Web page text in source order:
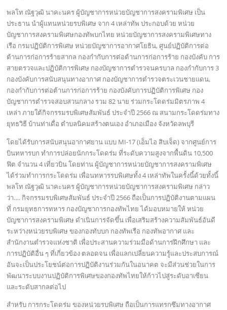
พลโท ณัฐวุฒิ นาคะนคร ผู้บัญชาการหน่วยบัญชาการสงครามพิเศษ เป็น
ประธาน นำผู้แทนหน่วยรบพิเศษ จาก 4 เหล่าทัพ ประกอบด้วย หน่วย
บัญชาการสงครามพิเศษกองทัพบกไทย หน่วยบัญชาการสงครามพิเศษทาง
เรือ กรมปฏิบัติการพิเศษ หน่วยบัญชาการอากาศโยธิน, ศูนย์ปฏิบัติการต่อ
ต้านการก่อการร้ายสากล กองกำกับการต่อต้านการก่อการร้าย กองบังคับ การ
สายตรวจและปฏิบัติการพิเศษ กองบัญชาการตำรวจนครบาล กองกำกับการ 3
กองบังคับการสนับสนุนทางอากาศ กองบัญชาการตำรวจตระเวนชายแดน,
กองกำกับการต่อต้านการก่อการร้าย กองบังคับการปฏิบัติการพิเศษ กอง
บัญชาการตำรวจสอบสวนกลาง รวม 82 นาย ร่วมกระโดดร่มมิตรภาพ 4
เหล่า ภายใต้กิจกรรมรบพิเศษสัมพันธ์ ประจำปี 2566 ณ สนามกระโดดร่มทาง
ยุทธวิธี บ้านท่าเดื่อ ตำบลนิคมสร้างตนเอง อำเภอเมือง จังหวัดลพบุรี
โดยได้รับการสนับสนุนอากาศยาน แบบ MI-17 (เอ็มไอ สิบเจ็ด) จากศูนย์การ
บินทหารบก ทำการปล่อยนักกระโดดร่ม ที่ระดับความสูงจากพื้นดิน 10,500
ฟิต จำนวน 4 เที่ยวบิน โดยท่าน ผู้บัญชาการหน่วยบัญชาการสงครามพิเศษ
ได้ร่วมทำการกระโดดร่ม เพื่อนทหารรบพิเศษทั้ง 4 เหล่าทัพในครั้งนี้ด้วยทั้งนี้
พลโท ณัฐวุฒิ นาคะนคร ผู้บัญชาการหน่วยบัญชาการสงครามพิเศษ กล่าว
ว่า…. กิจกรรมรบพิเศษสัมพันธ์ ประจำปี 2566 ถือเป็นการปฏิบัติงานตามแผน
ที่ กรมยุทธการทหาร กองบัญชาการกองทัพไทย ได้มอบหมายให้ หน่วย
บัญชาการสงครามพิเศษ ดำเนินการจัดขึ้น เพื่อเสริมสร้างความสัมพันธ์อันดี
ระหว่างหน่วยรบพิเศษ ของกองทับบก กองทัพเรือ กองทัพอากาศ และ
สำนักงานตำรวจแห่งชาติ เพื่อประสานความร่วมมือด้านการฝึกศึกษา และ
การปฏิบัติอื่น ๆ ที่เกี่ยวข้อง ตลอดจน เพื่อแลกเปลี่ยนความรู้และประสบการณ์
อันจะเป็นประโยชน์ต่อการปฏิบัติงานร่วมกันในอนาคต จะมีส่วนช่วยในการ
พัฒนาระบบงานปฏิบัติการพิเศษของกองทัพไทยให้ก้าวไปสู่ระดับอาเซียน
และระดับสากลต่อไป
สำหรับ การกระโดดร่ม ของหน่วยรบพิเศษ ถือเป็นการแทรกซึมทางอากาศ